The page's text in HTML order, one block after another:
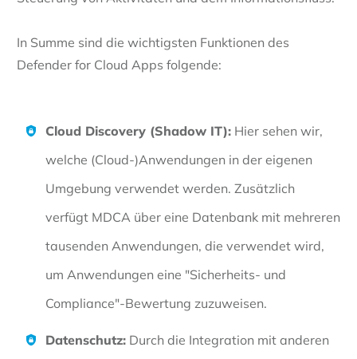
In Summe sind die wichtigsten Funktionen des
Defender for Cloud Apps folgende:
Cloud Discovery (Shadow IT): Hier sehen wir,
welche (Cloud-)Anwendungen in der eigenen
Umgebung verwendet werden. Zusätzlich
verfügt MDCA über eine Datenbank mit mehreren
tausenden Anwendungen, die verwendet wird,
um Anwendungen eine "Sicherheits- und
Compliance"-Bewertung zuzuweisen.
Datenschutz: Durch die Integration mit anderen